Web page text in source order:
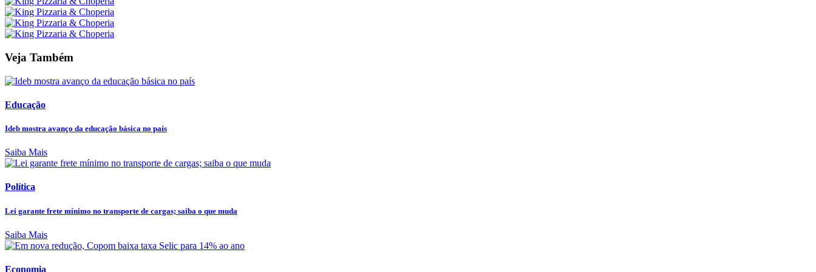
Veja Também
Educação
Ideb mostra avanço da educação básica no país
Saiba Mais
Política
Lei garante frete mínimo no transporte de cargas; saiba o que muda
Saiba Mais
Economia